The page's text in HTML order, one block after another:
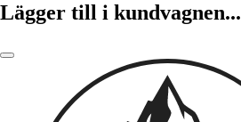
Lägger till i kundvagnen...